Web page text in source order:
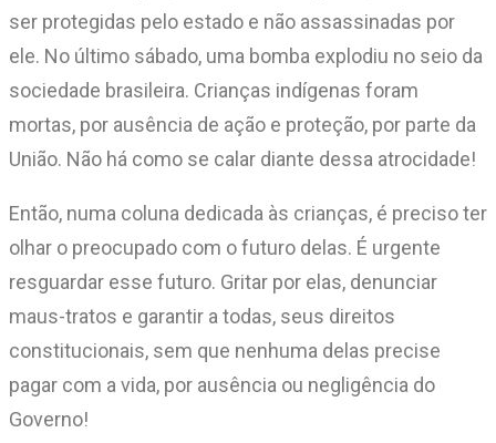
ser protegidas pelo estado e não assassinadas por
ele. No último sábado, uma bomba explodiu no seio da
sociedade brasileira. Crianças indígenas foram
mortas, por ausência de ação e proteção, por parte da
União. Não há como se calar diante dessa atrocidade!
Então, numa coluna dedicada às crianças, é preciso ter
olhar o preocupado com o futuro delas. É urgente
resguardar esse futuro. Gritar por elas, denunciar
maus-tratos e garantir a todas, seus direitos
constitucionais, sem que nenhuma delas precise
pagar com a vida, por ausência ou negligência do
Governo!